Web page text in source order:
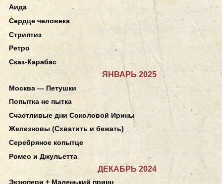
Аида
Сердце человека
Стриптиз
Ретро
Сказ-Карабас
ЯНВАРЬ 2025
Москва — Петушки
Попытка не пытка
Счастливые дни Соколовой Ирины
Железновы (Схватить и бежать)
Серебряное копытце
Ромео и Джульетта
ДЕКАБРЬ 2024
Экзюпери + Маленький принц